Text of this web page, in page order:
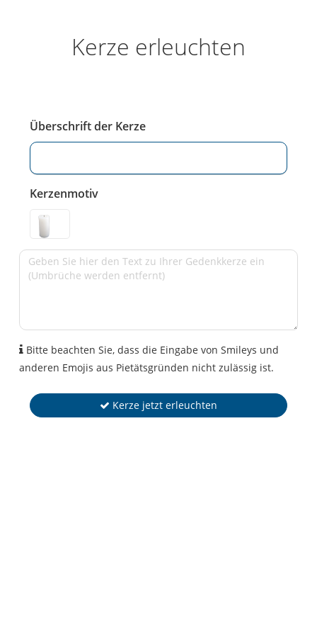
Kerze erleuchten
Überschrift der Kerze
Kerzenmotiv
Bitte beachten Sie, dass die Eingabe von Smileys und
anderen Emojis aus Pietätsgründen nicht zulässig ist.
Kerze jetzt erleuchten